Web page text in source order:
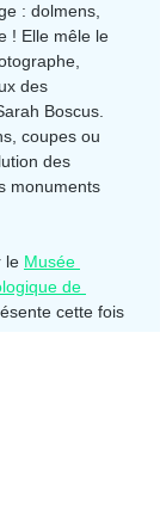
: dolmens,
! Elle mêle le
des
Boscus.
coupes ou
des
monuments
le Musée
de
cette fois